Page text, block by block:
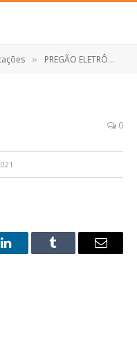
» PREGÃO ELETRÔNICO Nº 002/2021-SRP (CONTRATAÇÃO DE EMPRESA ESPECIALIZADA NO FORNECIMENTO DE GÊNEROS ALIMENTÍCIOS)
0
LinkedInTumblr
E-